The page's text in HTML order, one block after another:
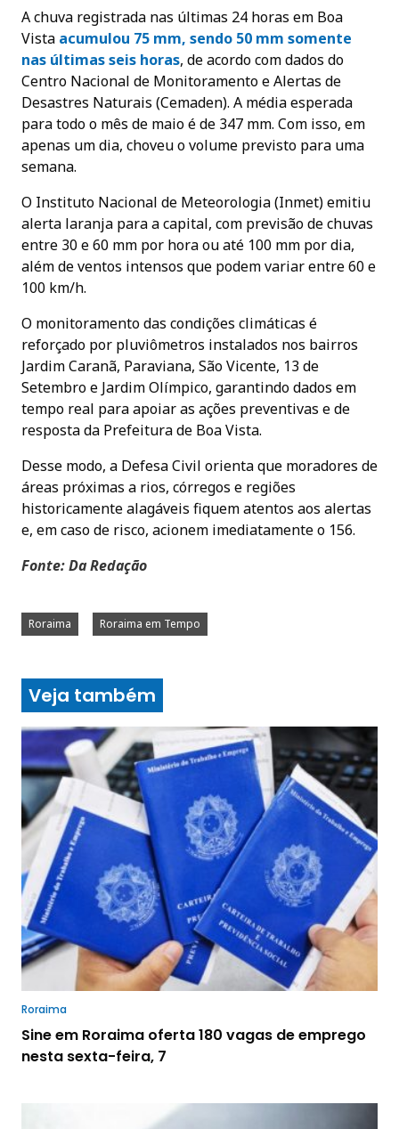
A chuva registrada nas últimas 24 horas em Boa
Vista acumulou 75 mm, sendo 50 mm somente
nas últimas seis horas, de acordo com dados do
Centro Nacional de Monitoramento e Alertas de
Desastres Naturais (Cemaden). A média esperada
para todo o mês de maio é de 347 mm. Com isso, em
apenas um dia, choveu o volume previsto para uma
semana.
O Instituto Nacional de Meteorologia (Inmet) emitiu
alerta laranja para a capital, com previsão de chuvas
entre 30 e 60 mm por hora ou até 100 mm por dia,
além de ventos intensos que podem variar entre 60 e
100 km/h.
O monitoramento das condições climáticas é
reforçado por pluviômetros instalados nos bairros
Jardim Caranã, Paraviana, São Vicente, 13 de
Setembro e Jardim Olímpico, garantindo dados em
tempo real para apoiar as ações preventivas e de
resposta da Prefeitura de Boa Vista.
Desse modo, a Defesa Civil orienta que moradores de
áreas próximas a rios, córregos e regiões
historicamente alagáveis fiquem atentos aos alertas
e, em caso de risco, acionem imediatamente o 156.
Fonte: Da Redação
Roraima Roraima em Tempo
Veja também
Roraima
Sine em Roraima oferta 180 vagas de emprego
nesta sexta-feira, 7